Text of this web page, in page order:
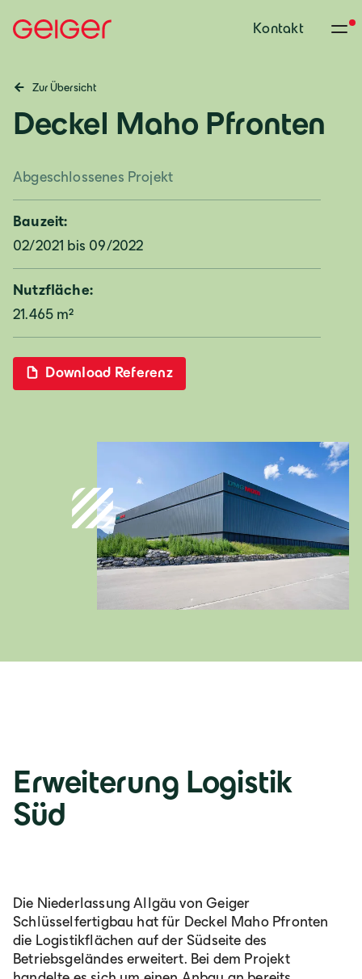
Kontakt
Zur Übersicht
Deckel Maho Pfronten
Abgeschlossenes Projekt
Bauzeit:
02/2021 bis 09/2022
Nutzfläche:
21.465 m²
Download Referenz
Erweiterung Logistik
Süd
Die Niederlassung Allgäu von Geiger
Schlüsselfertigbau hat für Deckel Maho Pfronten
die Logistikflächen auf der Südseite des
Betriebsgeländes erweitert. Bei dem Projekt
Deutschland
Österreich
Deutsch
Italia
România